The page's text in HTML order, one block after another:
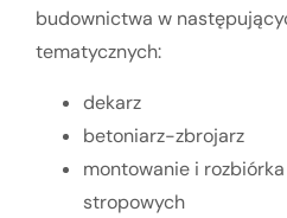
budownictwa w
tematycznych:
dekarz
betoniarz-zbrojarz
montowanie i
stropowych